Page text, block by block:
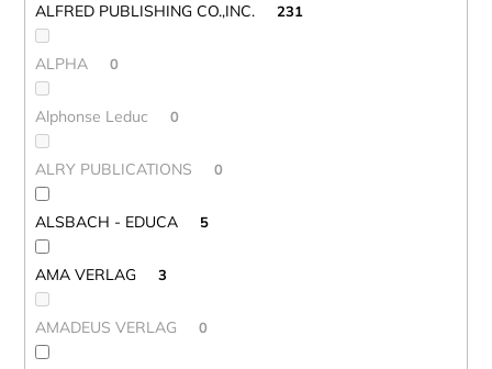
ALFRED PUBLISHING CO.,INC. 231
ALPHA 0
Alphonse Leduc 0
ALRY PUBLICATIONS 0
ALSBACH - EDUCA 5
AMA VERLAG 3
AMADEUS VERLAG 0